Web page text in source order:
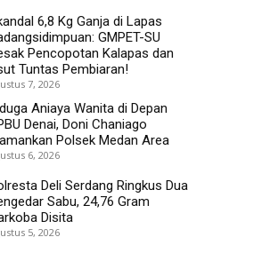
6,8 Kg Ganja di Lapas
GMPET-SU
Pencopotan Kalapas dan
Tuntas Pembiaran!
7, 2026
Aniaya Wanita di Depan
Denai, Doni Chaniago
Polsek Medan Area
6, 2026
Deli Serdang Ringkus Dua
Sabu, 24,76 Gram
Disita
5, 2026